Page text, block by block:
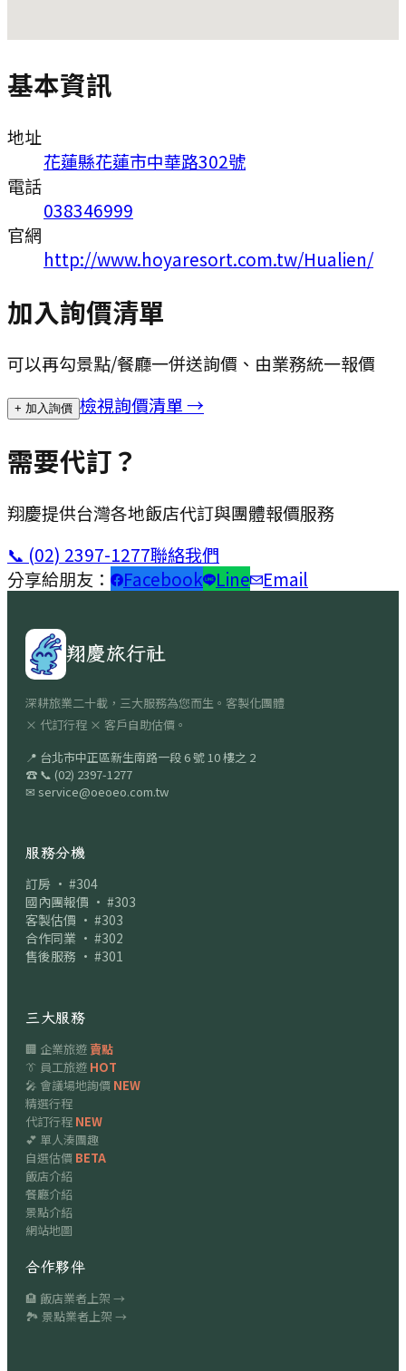
基本資訊
地址
花蓮縣花蓮市中華路302號
電話
038346999
官網
http://www.hoyaresort.com.tw/Hualien/
加入詢價清單
可以再勾景點/餐廳一併送詢價、由業務統一報價
+ 加入詢價 檢視詢價清單 →
需要代訂？
翔慶提供台灣各地飯店代訂與團體報價服務
📞 (02) 2397-1277聯絡我們
分享給朋友：
Facebook Line Email
翔慶旅行社
深耕旅業二十載，三大服務為您而生。客製化團體
× 代訂行程 × 客戶自助估價。
📍 台北市中正區新生南路一段 6 號 10 樓之 2
☎ 📞 (02) 2397-1277
✉ service@oeoeo.com.tw
服務分機
訂房 · #304
國內團報價 · #303
客製估價 · #303
合作同業 · #302
售後服務 · #301
三大服務
🏢 企業旅遊賣點
👔 員工旅遊 HOT
🎤 會議場地詢價 NEW
精選行程
代訂行程 NEW
💕 單人湊團趣
自選估價 BETA
飯店介紹
餐廳介紹
景點介紹
網站地圖
合作夥伴
🏨 飯店業者上架 →
🏞 景點業者上架 →